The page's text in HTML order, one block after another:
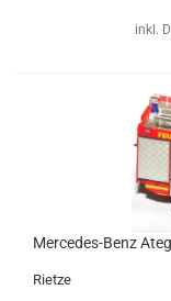
inkl.
Mercedes-​​Benz
Riet­ze